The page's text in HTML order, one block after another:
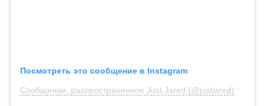
Посмотреть это сообщение в Instagram
Сообщение, распространенное Just Jared (@justjared)